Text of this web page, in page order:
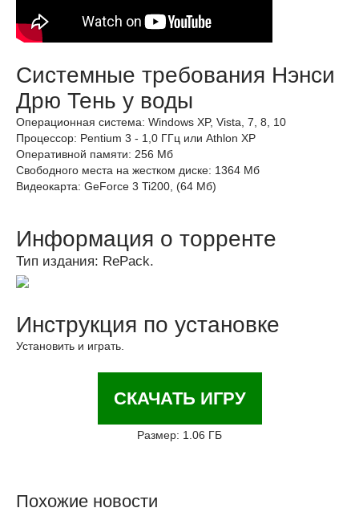
Системные требования Нэнси
Дрю Тень у воды
Операционная система: Windows XP, Vista, 7, 8, 10
Процессор: Pentium 3 - 1,0 ГГц или Athlon XP
Оперативной памяти: 256 Мб
Свободного места на жестком диске: 1364 Мб
Видеокарта: GeForce 3 Ti200, (64 Мб)
Информация о торренте
Тип издания: RePack.
Инструкция по установке
Установить и играть.
СКАЧАТЬ ИГРУ
Размер: 1.06 ГБ
Похожие новости